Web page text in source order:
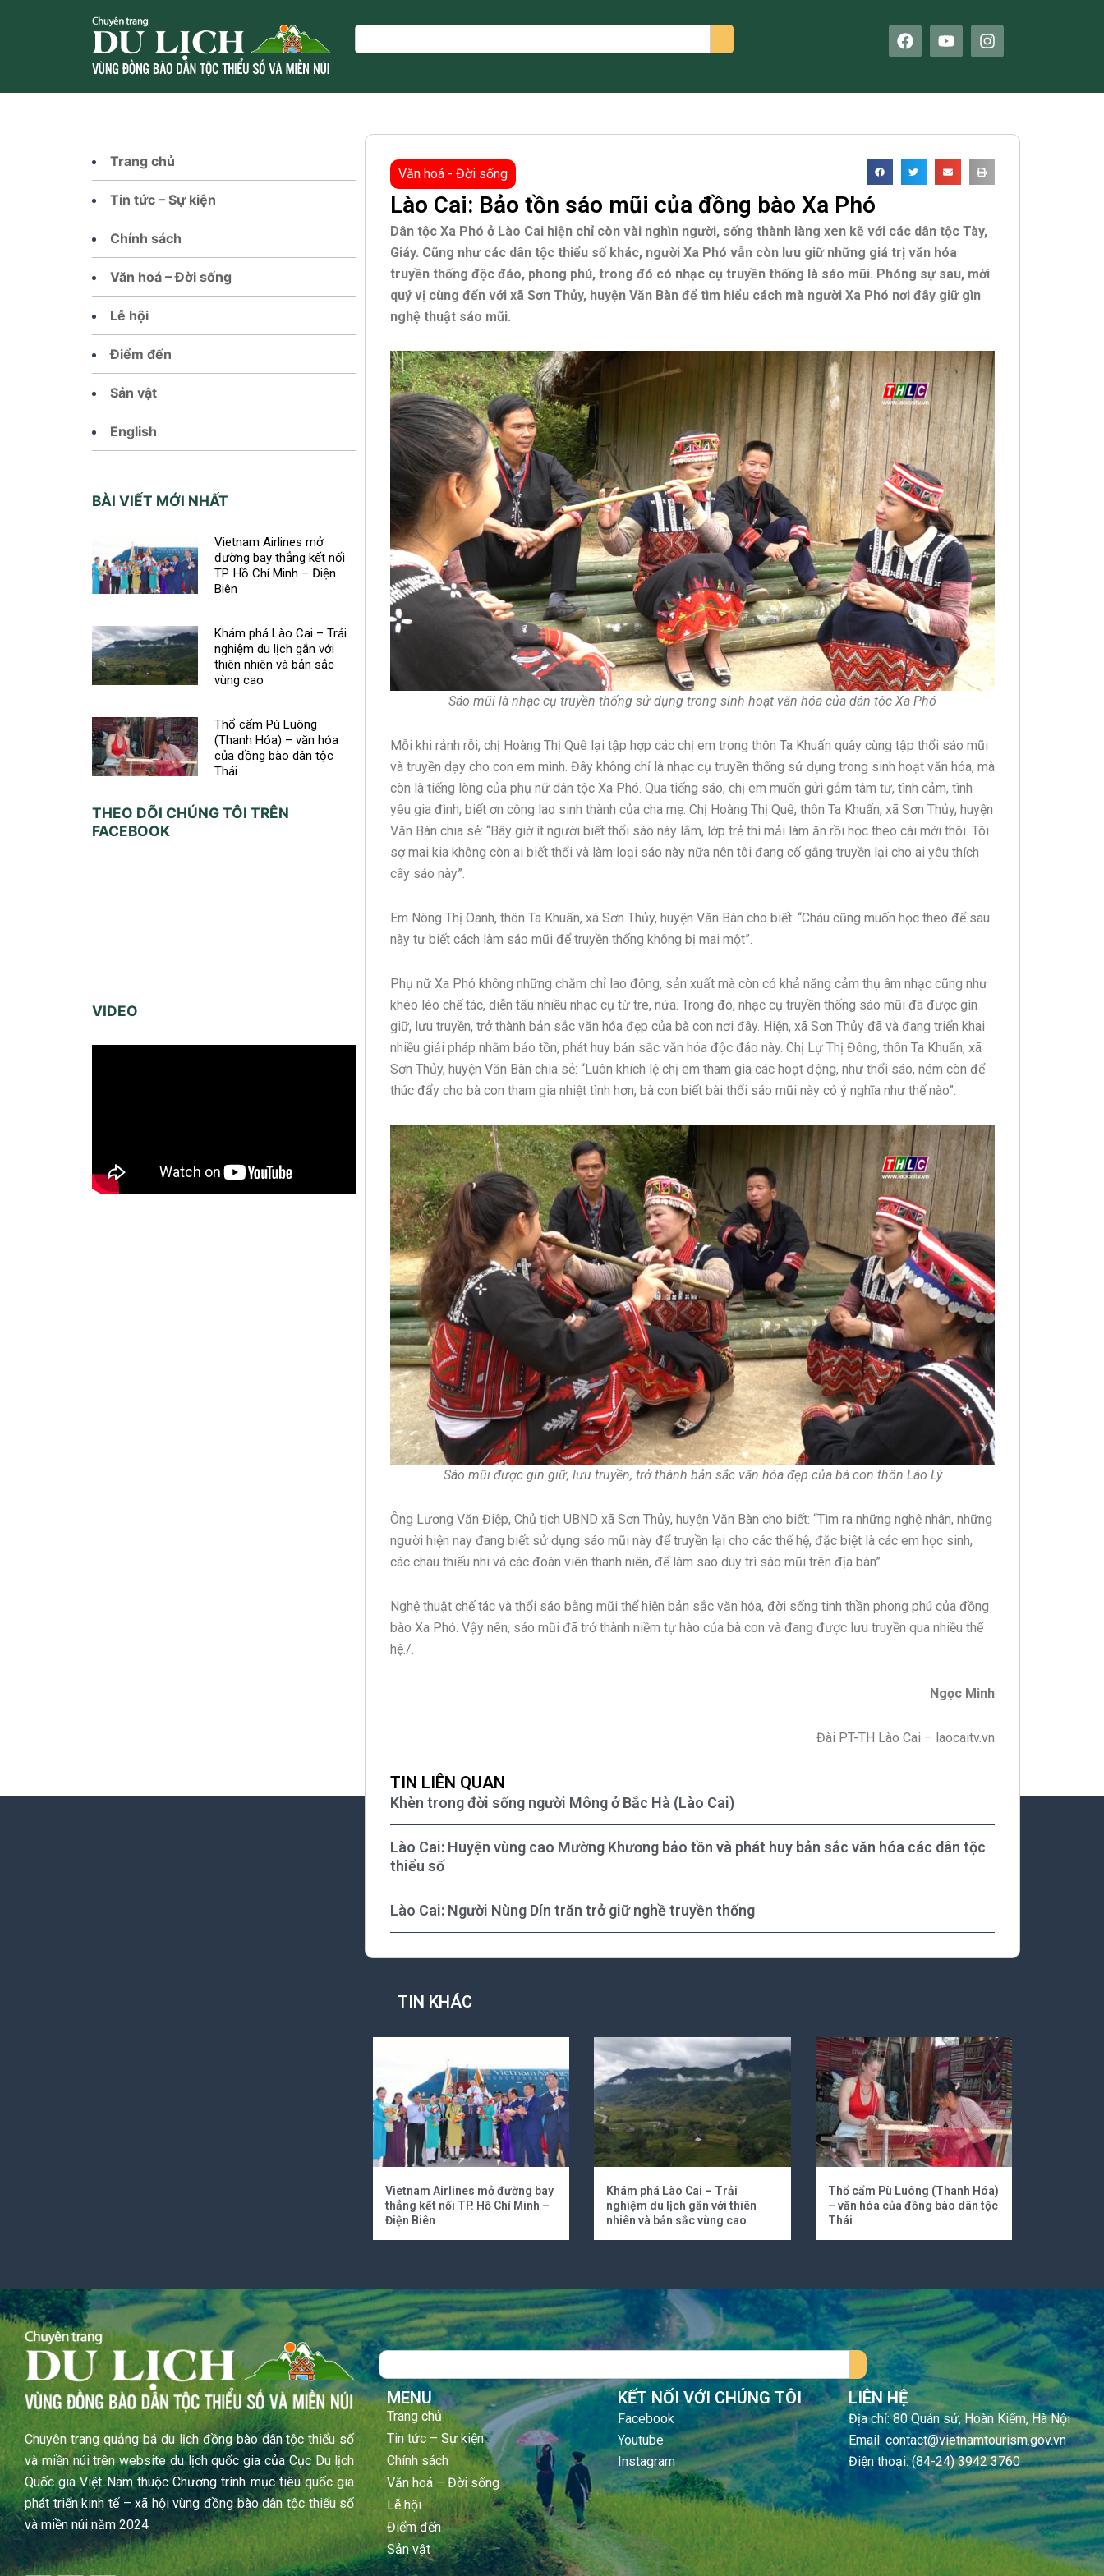
Search
F
a
b
o
Y
o
u
e
I
n
a
r
m
Trang chủ
Tin tức – Sự kiện
Chính sách
Văn hoá – Đời sống
Lễ hội
Điểm đến
Sản vật
English
BÀI VIẾT MỚI NHẤT
Vietnam Airlines mở
đường bay thẳng kết nối
TP. Hồ Chí Minh – Điện
Biên
Khám phá Lào Cai – Trải
nghiệm du lịch gắn với
thiên nhiên và bản sắc
vùng cao
Thổ cẩm Pù Luông
(Thanh Hóa) – văn hóa
của đồng bào dân tộc
Thái
THEO DÕI CHÚNG TÔI TRÊN
FACEBOOK
VIDEO
Văn hoá - Đời sống
Lào Cai: Bảo tồn sáo mũi của đồng bào Xa Phó
Dân tộc Xa Phó ở Lào Cai hiện chỉ còn vài nghìn người, sống thành làng xen kẽ với các dân tộc Tày,
Giáy. Cũng như các dân tộc thiểu số khác, người Xa Phó vẫn còn lưu giữ những giá trị văn hóa
truyền thống độc đáo, phong phú, trong đó có nhạc cụ truyền thống là sáo mũi. Phóng sự sau, mời
quý vị cùng đến với xã Sơn Thủy, huyện Văn Bàn để tìm hiểu cách mà người Xa Phó nơi đây giữ gìn
nghệ thuật sáo mũi.
Sáo mũi là nhạc cụ truyền thống sử dụng trong sinh hoạt văn hóa của dân tộc Xa Phó
Mỗi khi rảnh rỗi, chị Hoàng Thị Quê lại tập hợp các chị em trong thôn Ta Khuấn quây cùng tập thổi sáo mũi
và truyền dạy cho con em mình. Đây không chỉ là nhạc cụ truyền thống sử dụng trong sinh hoạt văn hóa, mà
còn là tiếng lòng của phụ nữ dân tộc Xa Phó. Qua tiếng sáo, chị em muốn gửi gắm tâm tư, tình cảm, tình
yêu gia đình, biết ơn công lao sinh thành của cha mẹ. Chị Hoàng Thị Quê, thôn Ta Khuấn, xã Sơn Thủy, huyện
Văn Bàn chia sẻ: “Bây giờ ít người biết thổi sáo này lắm, lớp trẻ thì mải làm ăn rồi học theo cái mới thôi. Tôi
sợ mai kia không còn ai biết thổi và làm loại sáo này nữa nên tôi đang cố gắng truyền lại cho ai yêu thích
cây sáo này”.
Em Nông Thị Oanh, thôn Ta Khuấn, xã Sơn Thủy, huyện Văn Bàn cho biết: “Cháu cũng muốn học theo để sau
này tự biết cách làm sáo mũi để truyền thống không bị mai một”.
Phụ nữ Xa Phó không những chăm chỉ lao động, sản xuất mà còn có khả năng cảm thụ âm nhạc cũng như
khéo léo chế tác, diễn tấu nhiều nhạc cụ từ tre, nứa. Trong đó, nhạc cụ truyền thống sáo mũi đã được gìn
giữ, lưu truyền, trở thành bản sắc văn hóa đẹp của bà con nơi đây. Hiện, xã Sơn Thủy đã và đang triển khai
nhiều giải pháp nhằm bảo tồn, phát huy bản sắc văn hóa độc đáo này. Chị Lự Thị Đông, thôn Ta Khuấn, xã
Sơn Thủy, huyện Văn Bàn chia sẻ: “Luôn khích lệ chị em tham gia các hoạt động, như thổi sáo, ném còn để
thúc đẩy cho bà con tham gia nhiệt tình hơn, bà con biết bài thổi sáo mũi này có ý nghĩa như thế nào”.
Sáo mũi được gìn giữ, lưu truyền, trở thành bản sắc văn hóa đẹp của bà con thôn Láo Lý
Ông Lương Văn Điệp, Chủ tịch UBND xã Sơn Thủy, huyện Văn Bàn cho biết: “Tìm ra những nghệ nhân, những
người hiện nay đang biết sử dụng sáo mũi này để truyền lại cho các thế hệ, đặc biệt là các em học sinh,
các cháu thiếu nhi và các đoàn viên thanh niên, để làm sao duy trì sáo mũi trên địa bàn”.
Nghệ thuật chế tác và thổi sáo bằng mũi thể hiện bản sắc văn hóa, đời sống tinh thần phong phú của đồng
bào Xa Phó. Vậy nên, sáo mũi đã trở thành niềm tự hào của bà con và đang được lưu truyền qua nhiều thế
hệ./.
Ngọc Minh
Đài PT-TH Lào Cai – laocaitv.vn
TIN LIÊN QUAN
Khèn trong đời sống người Mông ở Bắc Hà (Lào Cai)
Lào Cai: Huyện vùng cao Mường Khương bảo tồn và phát huy bản sắc văn hóa các dân tộc
thiểu số
Lào Cai: Người Nùng Dín trăn trở giữ nghề truyền thống
TIN KHÁC
Vietnam Airlines mở đường bay
thẳng kết nối TP. Hồ Chí Minh –
Điện Biên
Khám phá Lào Cai – Trải
nghiệm du lịch gắn với thiên
nhiên và bản sắc vùng cao
Thổ cẩm Pù Luông (Thanh Hóa)
– văn hóa của đồng bào dân tộc
Thái
Chuyên trang quảng bá du lịch đồng bào dân tộc thiểu số
và miền núi trên website du lịch quốc gia của Cục Du lịch
Quốc gia Việt Nam thuộc Chương trình mục tiêu quốc gia
phát triển kinh tế – xã hội vùng đồng bào dân tộc thiểu số
và miền núi năm 2024
Search
MENU
Trang chủ
Tin tức – Sự kiện
Chính sách
Văn hoá – Đời sống
Lễ hội
Điểm đến
Sản vật
KẾT NỐI VỚI CHÚNG TÔI
Facebook
Youtube
Instagram
LIÊN HỆ
Địa chỉ: 80 Quán sứ, Hoàn Kiếm, Hà Nội
Email: contact@vietnamtourism.gov.vn
Điện thoại: (84-24) 3942 3760